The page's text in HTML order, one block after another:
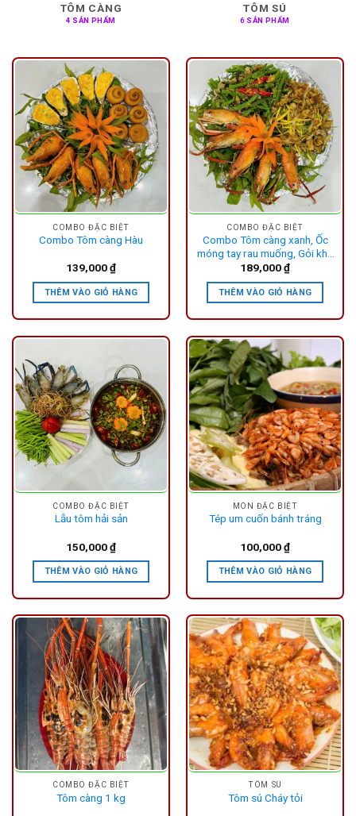
TÔM CÀNG
4 SẢN PHẨM
TÔM SÚ
6 SẢN PHẨM
COMBO ĐẶC BIỆT
Combo Tôm càng Hàu
139,000₫
THÊM VÀO GIỎ HÀNG
COMBO ĐẶC BIỆT
Combo Tôm càng xanh, Ốc
móng tay rau muống, Gỏi khô
lìm kìm
189,000₫
THÊM VÀO GIỎ HÀNG
COMBO ĐẶC BIỆT
Lẫu tôm hải sản
150,000₫
THÊM VÀO GIỎ HÀNG
MÓN ĐẶC BIỆT
Tép um cuốn bánh tráng
100,000₫
THÊM VÀO GIỎ HÀNG
COMBO ĐẶC BIỆT
Tôm càng 1 kg
TÔM SÚ
Tôm sú Cháy tỏi